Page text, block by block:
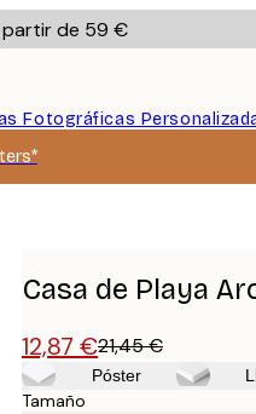
de 59 €
Fotográficas
Casa de Playa
12,87 €21,45 €
Póster
Tamaño